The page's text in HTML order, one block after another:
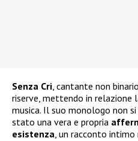
Senza Cri, cantante non
riserve, mettendo in relazione
musica. Il suo monologo non
stato una vera e propria
esistenza, un racconto